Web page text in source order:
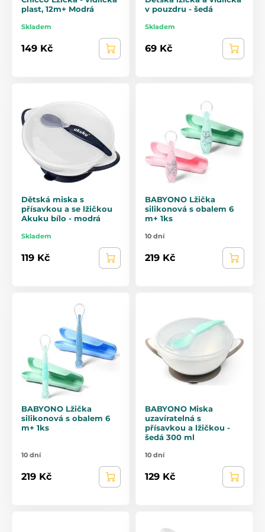
plast, 12m+ Modrá
Skladem
149 Kč
v pouzdru - šedá
Skladem
69 Kč
Dětská miska s
přísavkou a se lžičkou
Akuku bílo - modrá
Skladem
119 Kč
BABYONO Lžička
silikonová s obalem 6
m+ 1ks
10 dní
219 Kč
BABYONO Lžička
silikonová s obalem 6
m+ 1ks
10 dní
219 Kč
BABYONO Miska
uzavíratelná s
přísavkou a lžičkou -
šedá 300 ml
10 dní
129 Kč